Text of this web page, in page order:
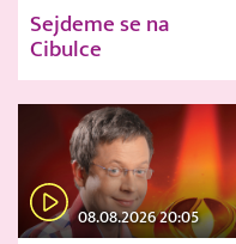
Sejdeme se na
Cibulce
08.08.2026 20:05